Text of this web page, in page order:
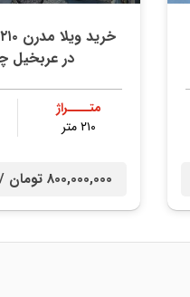
در عربخیل
متــــراژ
۲۱۰ متر
800,000,000 تومان /